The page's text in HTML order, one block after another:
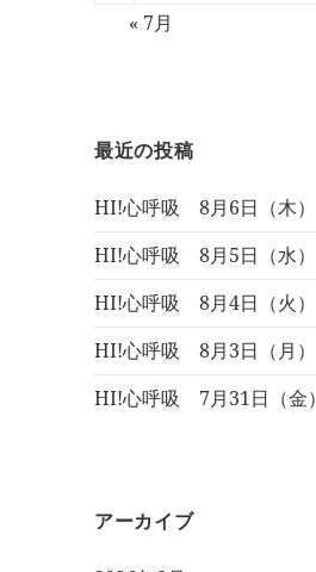
« 7月
最近の投稿
HI!心呼吸 8月6日（木）
HI!心呼吸 8月5日（水）
HI!心呼吸 8月4日（火）
HI!心呼吸 8月3日（月）
HI!心呼吸 7月31日（金）
アーカイブ